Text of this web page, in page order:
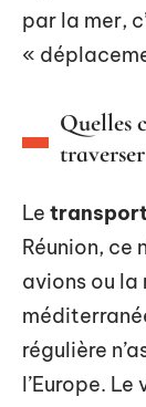
par la mer,
«
Quelles
Le
Réunion, ce
avions ou la
régulière
l’Europe.